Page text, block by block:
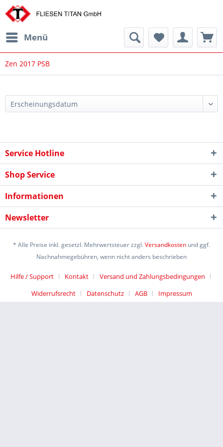
Menü
Zen 2017 PSB
Service Hotline
Shop Service
Informationen
Newsletter
* Alle Preise inkl. gesetzl. Mehrwertsteuer zzgl.Versandkosten und ggf.
Nachnahmegebühren, wenn nicht anders beschrieben
Hilfe / Support Kontakt
Versand und Zahlungsbedingungen
Widerrufsrecht
Datenschutz AGB Impressum